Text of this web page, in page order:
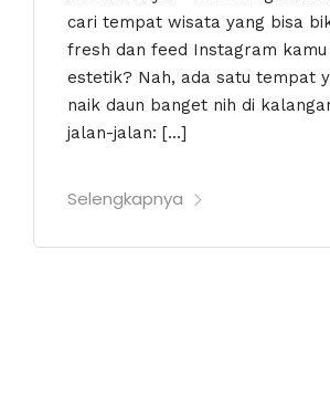
cari tempat wisata yang bisa
fresh dan feed Instagram kamu
estetik? Nah, ada satu tempat
naik daun banget nih di
jalan-jalan: […]
Selengkapnya